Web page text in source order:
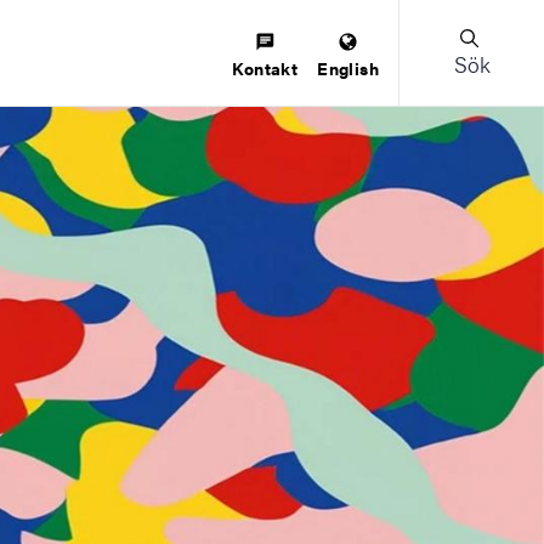
Kontakt English Sök